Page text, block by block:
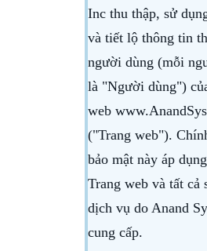
Inc thu thập, sử
và tiết lộ thông tin
người dùng (mỗi
là "Người dùng")
web
("Trang web").
bảo mật này áp
Trang web và tất cả
dịch vụ do Anand
cung cấp.